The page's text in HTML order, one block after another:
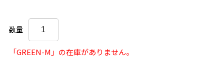
数量
「GREEN-M」の在庫がありません。